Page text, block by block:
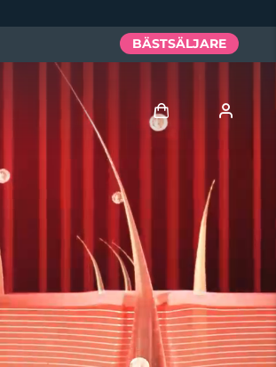
BÄSTSÄLJARE
Användarprofil
Mina enheter
Mina beställningar
Mina adresser